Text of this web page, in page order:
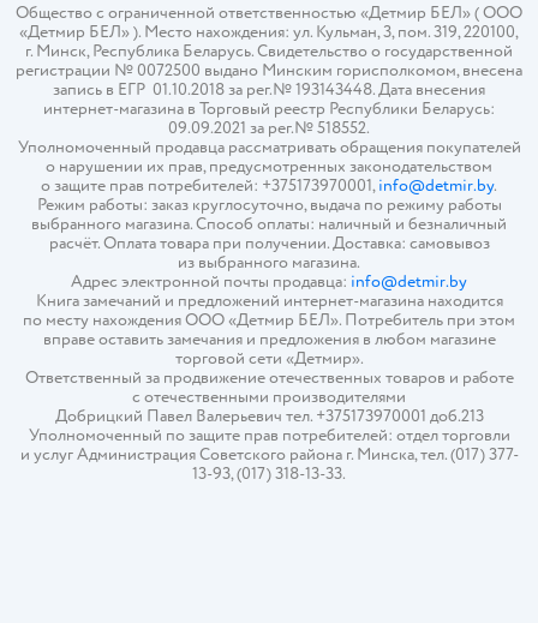
Общество с ограниченной ответственностью «Детмир БЕЛ» ( ООО
«Детмир БЕЛ» ). Место нахождения: ул. Кульман, 3, пом. 319, 220100,
г. Минск, Республика Беларусь. Свидетельство о государственной
регистрации № 0072500 выдано Минским горисполкомом, внесена
запись в ЕГР 01.10.2018 за рег.№ 193143448. Дата внесения
интернет-магазина в Торговый реестр Республики Беларусь:
09.09.2021 за рег.№ 518552.
Уполномоченный продавца рассматривать обращения покупателей
о нарушении их прав, предусмотренных законодательством
о защите прав потребителей: +375173970001,info@detmir.by.
Режим работы: заказ круглосуточно, выдача по режиму работы
выбранного магазина. Способ оплаты: наличный и безналичный
расчёт. Оплата товара при получении. Доставка: самовывоз
из выбранного магазина.
Адрес электронной почты продавца: info@detmir.by
Книга замечаний и предложений интернет-магазина находится
по месту нахождения ООО «Детмир БЕЛ». Потребитель при этом
вправе оставить замечания и предложения в любом магазине
торговой сети «Детмир».
Ответственный за продвижение отечественных товаров и работе
с отечественными производителями
Добрицкий Павел Валерьевич тел. +375173970001 доб.213
Уполномоченный по защите прав потребителей: отдел торговли
и услуг Администрация Советского района г. Минска, тел. (017) 377-
13-93, (017) 318-13-33.